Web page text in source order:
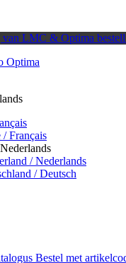
LMC & Optima
Français
/ Nederlands
/ Deutsch
Bestel met